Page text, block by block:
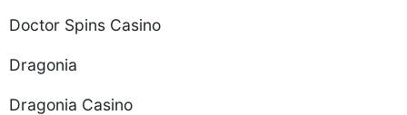
Doctor Spins Casino
Dragonia
Dragonia Casino